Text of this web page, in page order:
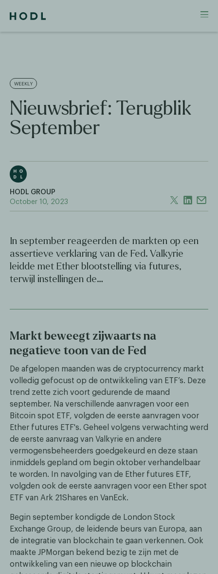
WEEKLY
Nieuwsbrief: Terugblik
September
HODL GROUP
October 10, 2023
In september reageerden de markten op een
assertieve verklaring van de Fed. Valkyrie
leidde met Ether blootstelling via futures,
terwijl instellingen de…
Markt beweegt zijwaarts na
negatieve toon van de Fed
De afgelopen maanden was de cryptocurrency markt
volledig gefocust op de ontwikkeling van ETF’s. Deze
trend zette zich voort gedurende de maand
september. Na verschillende aanvragen voor een
Bitcoin spot ETF, volgden de eerste aanvragen voor
Ether futures ETF's. Geheel volgens verwachting werd
de eerste aanvraag van Valkyrie en andere
vermogensbeheerders goedgekeurd en deze staan
inmiddels gepland om begin oktober verhandelbaar
te worden. In navolging van de Ether futures ETF,
volgden ook de eerste aanvragen voor een Ether spot
ETF van Ark 21Shares en VanEck.
Begin september kondigde de London Stock
Exchange Group, de leidende beurs van Europa, aan
de integratie van blockchain te gaan verkennen. Ook
maakte JPMorgan bekend bezig te zijn met de
ontwikkeling van een nieuwe op blockchain